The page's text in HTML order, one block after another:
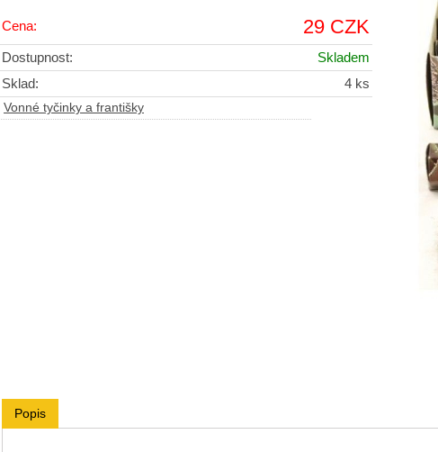
Cena: 29 CZK
Dostupnost:
Skladem
Sklad:
4 ks
Vonné tyčinky a františky
Popis